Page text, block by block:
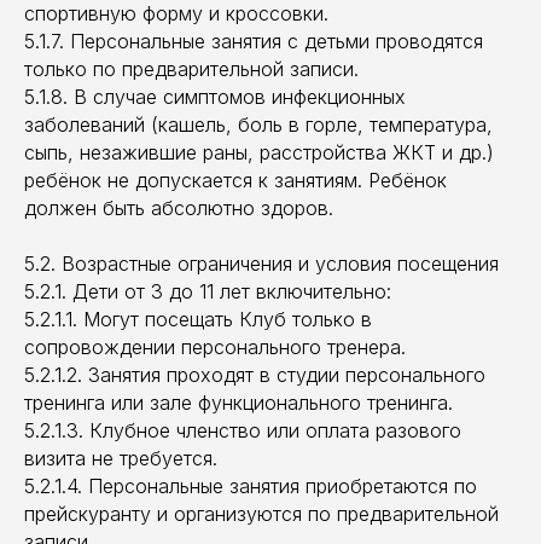
спортивную форму и кроссовки.
5.1.7. Персональные занятия с детьми проводятся
только по предварительной записи.
5.1.8. В случае симптомов инфекционных
заболеваний (кашель, боль в горле, температура,
сыпь, незажившие раны, расстройства ЖКТ и др.)
ребёнок не допускается к занятиям. Ребёнок
должен быть абсолютно здоров.
5.2. Возрастные ограничения и условия посещения
5.2.1. Дети от 3 до 11 лет включительно:
5.2.1.1. Могут посещать Клуб только в
сопровождении персонального тренера.
5.2.1.2. Занятия проходят в студии персонального
тренинга или зале функционального тренинга.
5.2.1.3. Клубное членство или оплата разового
визита не требуется.
5.2.1.4. Персональные занятия приобретаются по
прейскуранту и организуются по предварительной